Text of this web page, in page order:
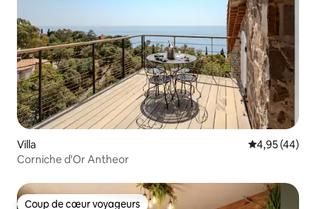
Villa Évaluation
4,95 (44)
Corniche d'Or Antheor
Coup de cœur voyageurs